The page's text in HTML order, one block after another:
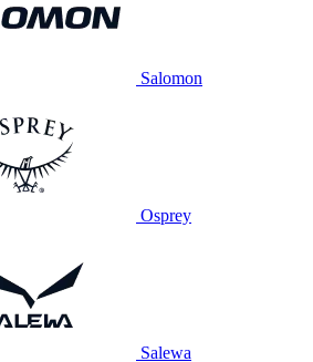
Salomon
Osprey
Salewa